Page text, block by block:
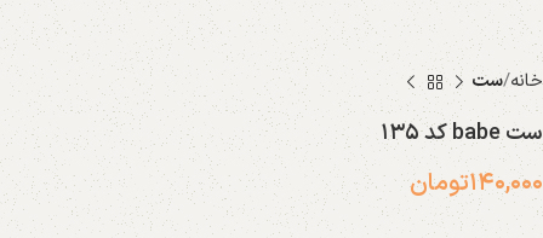
خانه ست
ست babe کد ۱۳۵
۱۴۰,۰۰۰تومان